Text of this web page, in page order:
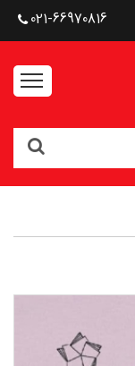
021-66970816